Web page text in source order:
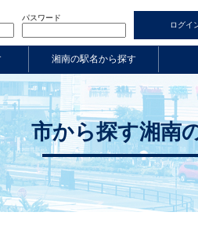
パスワード
湘南の駅名から探す
市から探す湘南